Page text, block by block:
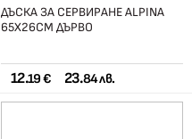
ДЪСКА ЗА СЕРВИРАНЕ ALPINA
65X26CM ДЪРВО
12.19 € 23.84 лв.